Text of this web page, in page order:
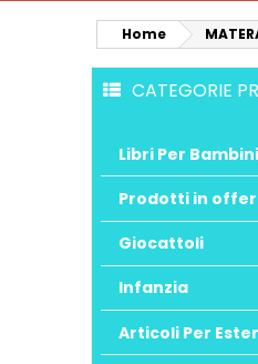
Home
CATEGORIE
Libri Per Bambini
Prodotti in
Giocattoli
Infanzia
Articoli Per